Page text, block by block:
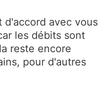
d'accord avec vous
les débits sont
reste encore
pour d'autres